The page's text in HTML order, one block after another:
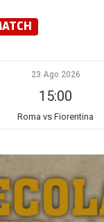
23 Ago 2026
15:00
Roma vs Fiorentina